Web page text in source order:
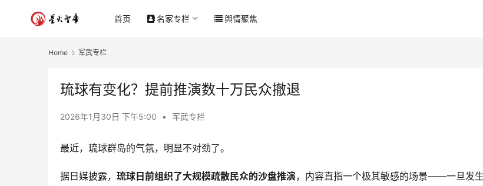
首页 名家专栏 舆情聚焦
Home 军武专栏
琉球有变化？提前推演数十万民众撤退
2026年1月30日 下午5:00 • 军武专栏
最近，琉球群岛的气氛，明显不对劲了。
据日媒披露， 琉球日前组织了大规模疏散民众的沙盘推演，内容直指一个极其敏感的场景——一旦发